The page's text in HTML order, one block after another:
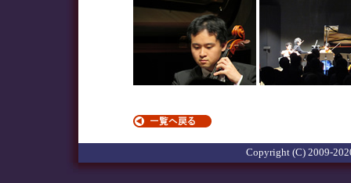
Copyright (C) 2009-